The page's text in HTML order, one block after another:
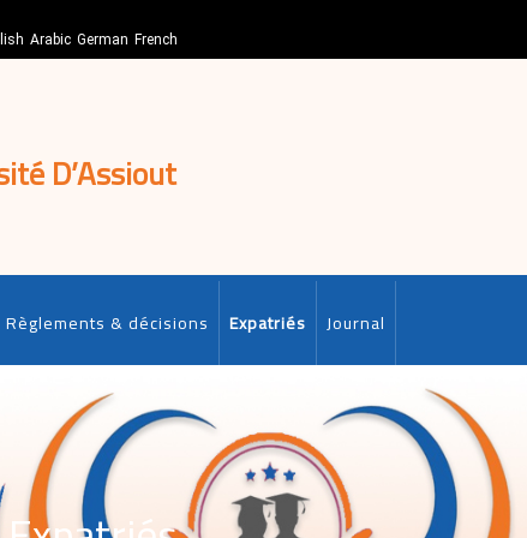
Arabic German French
D’Assiout
Règlements & décisions Expatriés Journal